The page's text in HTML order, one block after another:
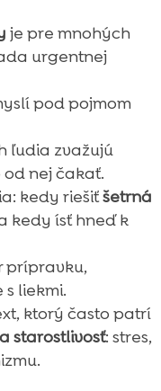
je pre mnohých
urgentnej
pod pojmom
ľudia zvažujú
nej čakať.
kedy riešiťšetrná
kedy ísť hneď k
prípravku,
liekmi.
ktorý často patrí
starostlivosť: stres,